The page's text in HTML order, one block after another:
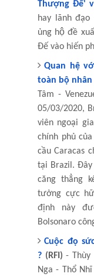
Thượng Đế'
hay lãnh đạo
ủng hộ đề
Đế vào hiến
Quan hệ
toàn bộ
Tâm -
05/03/2020,
viên ngoại
chính phủ
cầu Caracas
tại Brazil. Đây
căng thẳng
tưởng cực
định này
Bolsonaro
Cuộc đọ
?(RFI) - Thùy
Nga - Thổ